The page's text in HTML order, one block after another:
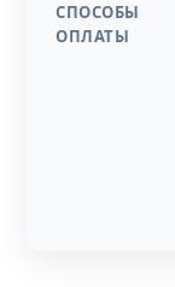
СПОСОБЫ
ОПЛАТЫ